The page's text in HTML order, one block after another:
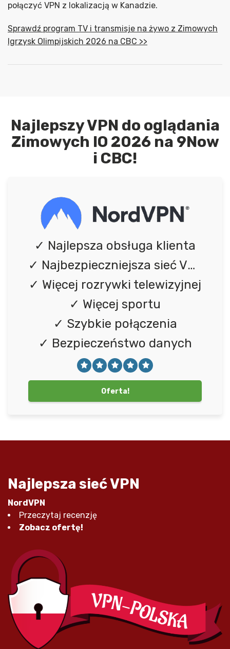
połączyć VPN z lokalizacją w Kanadzie.
Sprawdź program TV i transmisje na żywo z Zimowych
Igrzysk Olimpijskich 2026 na CBC >>
Najlepszy VPN do oglądania
Zimowych IO 2026 na 9Now
i CBC!
✓ Najlepsza obsługa klienta
✓ Najbezpieczniejsza sieć VPN
✓ Więcej rozrywki telewizyjnej
✓ Więcej sportu
✓ Szybkie połączenia
✓ Bezpieczeństwo danych
Oferta!
Najlepsza sieć VPN
NordVPN
Przeczytaj recenzję
Zobacz ofertę!